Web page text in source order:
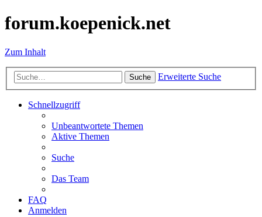
forum.koepenick.net
Zum Inhalt
Suche Erweiterte Suche
Schnellzugriff
Unbeantwortete Themen
Aktive Themen
Suche
Das Team
FAQ
Anmelden